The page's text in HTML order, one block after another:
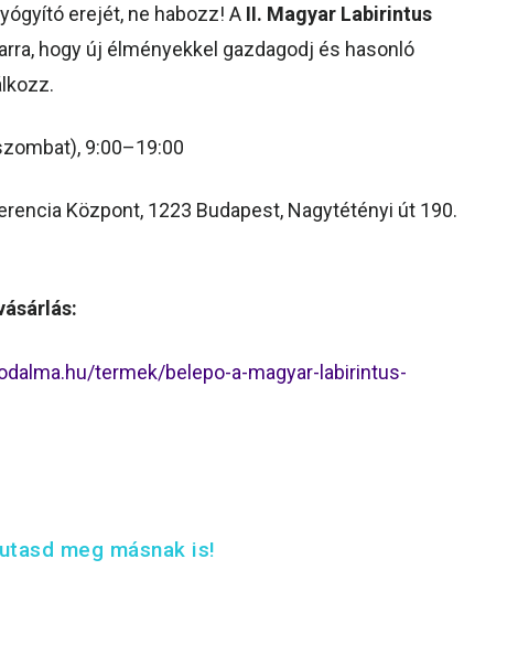
erejét, ne habozz! A II. Magyar Labirintus
hogy új élményekkel gazdagodj és hasonló
9:00–19:00
Központ, 1223 Budapest, Nagytétényi út 190.
termek/belepo-a-magyar-labirintus-
meg másnak is!